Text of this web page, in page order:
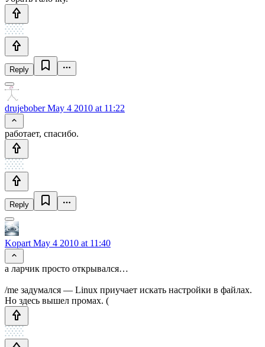
Reply
drujeboberMay 4 2010 at 11:22
работает, спасибо.
Reply
Kopart May 4 2010 at 11:40
а ларчик просто открывался…
/me задумался — Linux приучает искать настройки в файлах.
Но здесь вышел промах. (